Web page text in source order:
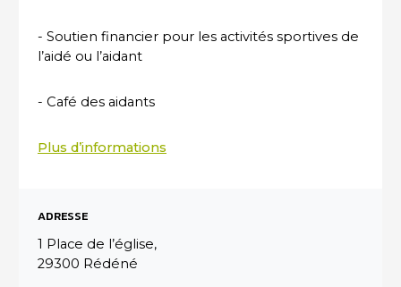
- Soutien financier pour les activités sportives de
l’aidé ou l’aidant
- Café des aidants
Plus d’informations
ADRESSE
1 Place de l’église,
29300 Rédéné